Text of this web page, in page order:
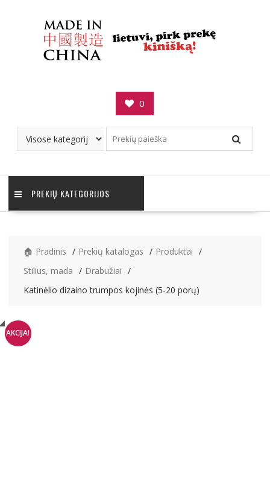
0
PREKIŲ KATEGORIJOS
🏠 Pradinis Prekių katalogas
Produktai
Stilius, mada
Drabužiai
Katinėlio dizaino trumpos kojinės (5-20 porų)
AKCIJA!